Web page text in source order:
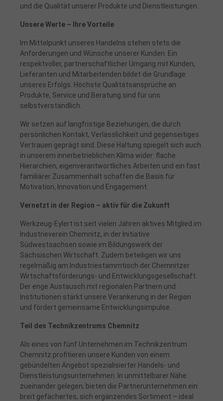
und die Qualität unserer Produkte und Dienstleistungen.
Unsere Werte – Ihre Vorteile
Im Mittelpunkt unseres Handelns stehen stets die
Anforderungen und Wünsche unserer Kunden. Ein
respektvoller, partnerschaftlicher Umgang mit Kunden,
Lieferanten und Mitarbeitenden bildet die Grundlage
unseres Erfolgs. Höchste Qualitätsansprüche an
Produkte, Service und Beratung sind für uns
selbstverständlich.
Wir setzen auf langfristige Beziehungen, die durch
persönlichen Kontakt, Verlässlichkeit und gegenseitiges
Vertrauen geprägt sind. Diese Haltung spiegelt sich auch
in unserem innerbetrieblichen Klima wider: flache
Hierarchien, eigenverantwortliches Arbeiten und ein fast
familiärer Zusammenhalt schaffen die Basis für
Motivation, Innovation und Engagement.
Vernetzt in der Region – aktiv für die Zukunft
Werkzeug-Eylert ist seit vielen Jahren aktives Mitglied im
Industrieverein Chemnitz, in der Initiative
Südwestsachsen sowie im Bildungswerk der
Sächsischen Wirtschaft. Zudem beteiligen wir uns
regelmäßig am Industriestammtisch der Chemnitzer
Wirtschaftsförderungs- und Entwicklungsgesellschaft.
Der enge Austausch mit regionalen Partnern und
Institutionen stärkt unsere Verankerung in der Region
und fördert gemeinsame Entwicklungsimpulse.
Teil des Technikzentrums Chemnitz
Als eines von fünf Unternehmen im Technikzentrum
Chemnitz profitieren unsere Kunden von einem
gebündelten Angebot spezialisierter Handels- und
Dienstleistungsunternehmen. In unmittelbarer Nähe
zueinander gelegen, bieten die Partnerunternehmen ein
breit gefächertes, sich ergänzendes Sortiment – ideal